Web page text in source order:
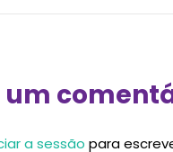
um
a sessão para